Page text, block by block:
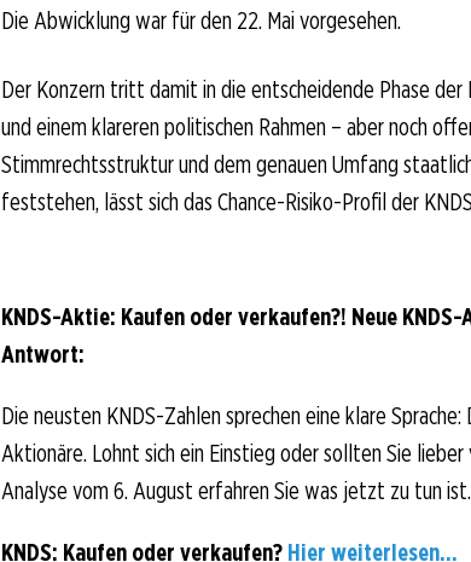
Die Abwicklung war für den 22. Mai vorgesehen.
Der Konzern tritt damit in die entscheidende Phase
und einem klareren politischen Rahmen – aber noch
Stimmrechtsstruktur und dem genauen Umfang
feststehen, lässt sich das Chance-Risiko-Profil der
KNDS-Aktie: Kaufen oder verkaufen?! Neue
Antwort:
Die neusten KNDS-Zahlen sprechen eine klare
Aktionäre. Lohnt sich ein Einstieg oder sollten Sie
Analyse vom 6. August erfahren Sie was jetzt zu tun ist.
KNDS: Kaufen oder verkaufen? Hier weiterlesen...